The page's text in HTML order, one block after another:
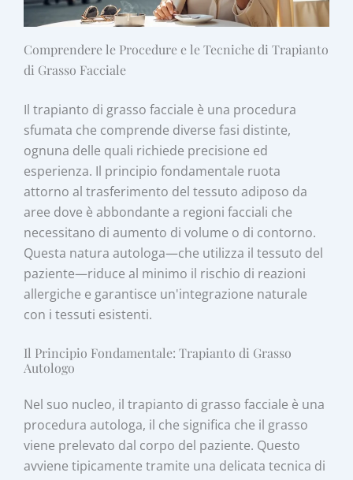
Comprendere le Procedure e le Tecniche di Trapianto
di Grasso Facciale
Il trapianto di grasso facciale è una procedura
sfumata che comprende diverse fasi distinte,
ognuna delle quali richiede precisione ed
esperienza. Il principio fondamentale ruota
attorno al trasferimento del tessuto adiposo da
aree dove è abbondante a regioni facciali che
necessitano di aumento di volume o di contorno.
Questa natura autologa—che utilizza il tessuto del
paziente—riduce al minimo il rischio di reazioni
allergiche e garantisce un'integrazione naturale
con i tessuti esistenti.
Il Principio Fondamentale: Trapianto di Grasso
Autologo
Nel suo nucleo, il trapianto di grasso facciale è una
procedura autologa, il che significa che il grasso
viene prelevato dal corpo del paziente. Questo
avviene tipicamente tramite una delicata tecnica di